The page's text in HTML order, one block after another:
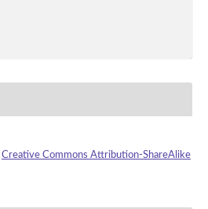
Creative Commons Attribution-ShareAlike